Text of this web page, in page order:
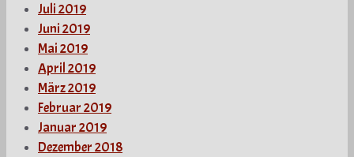
Juli 2019
Juni 2019
Mai 2019
April 2019
März 2019
Februar 2019
Januar 2019
Dezember 2018